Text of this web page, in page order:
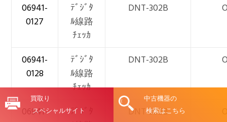
06941-
0127
ﾃﾞｼﾞﾀ
ﾙ線路
ﾁｪｯｶ
DNT-302B
06941-
0128
ﾃﾞｼﾞﾀ
ﾙ線路
ﾁｪｯｶ
DNT-302B
06941-
ﾃﾞｼﾞﾀ
DNT-302B
買取り
スペシャルサイト
中古機器の
検索はこちら